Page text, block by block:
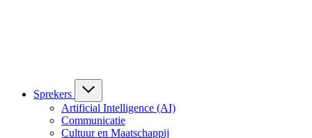
Sprekers
Artificial Intelligence (AI)
Communicatie
Cultuur en Maatschappij